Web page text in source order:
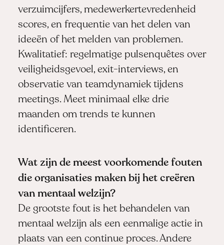
verzuimcijfers, medewerkertevredenheid
scores, en frequentie van het delen van
ideeën of het melden van problemen.
Kwalitatief: regelmatige pulsenquêtes over
veiligheidsgevoel, exit-interviews, en
observatie van teamdynamiek tijdens
meetings. Meet minimaal elke drie
maanden om trends te kunnen
identificeren.
Wat zijn de meest voorkomende fouten
die organisaties maken bij het creëren
van mentaal welzijn?
De grootste fout is het behandelen van
mentaal welzijn als een eenmalige actie in
plaats van een continue proces. Andere